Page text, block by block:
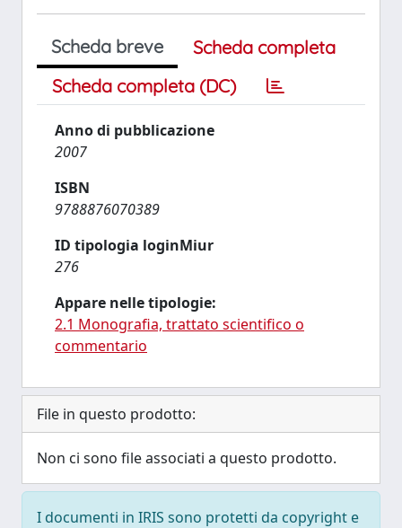
Scheda breve
Scheda completa
Scheda completa (DC)
Anno di pubblicazione
2007
ISBN
9788876070389
ID tipologia loginMiur
276
Appare nelle tipologie:
2.1 Monografia, trattato scientifico o
commentario
File in questo prodotto:
Non ci sono file associati a questo prodotto.
I documenti in IRIS sono protetti da copyright e